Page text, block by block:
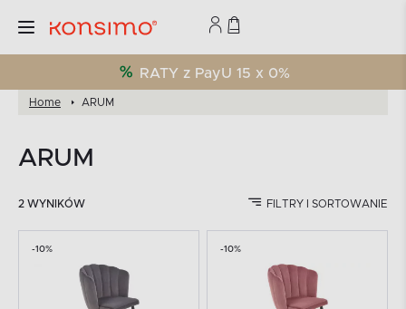
RATY z PayU 15 x 0%
Home ARUM
ARUM
2 WYNIKÓW FILTRY I SORTOWANIE
-10% -10%